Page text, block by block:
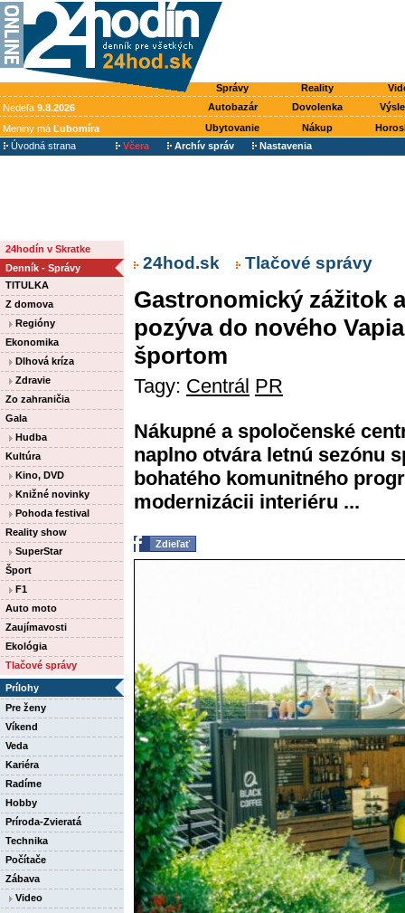
Správy Reality
Nedeľa 9.8.2026 Autobazár Dovolenka
Meniny má Ľubomíra Ubytovanie Nákup
Úvodná strana
Včera Archív správ Nastavenia
24hodín v Skratke
Denník - Správy
TITULKA
Z domova
Regióny
Ekonomika
Dlhová kríza
Zdravie
Zo zahraničia
Gala
Hudba
Kultúra
Kino, DVD
Knižné novinky
Pohoda festival
Reality show
SuperStar
Šport
F1
Auto moto
Zaujímavosti
Ekológia
Tlačové správy
Prílohy
Pre ženy
Víkend
Veda
Kariéra
Radíme
Hobby
Príroda-Zvieratá
Technika
Počítače
Zábava
Video
24hod.sk Tlačové správy
Gastronomický zážitok
pozýva do nového
športom
Tagy: Centrál PR
Nákupné a spoločenské
naplno otvára letnú sezónu
bohatého komunitného
modernizácii interiéru ...
Zdieľať